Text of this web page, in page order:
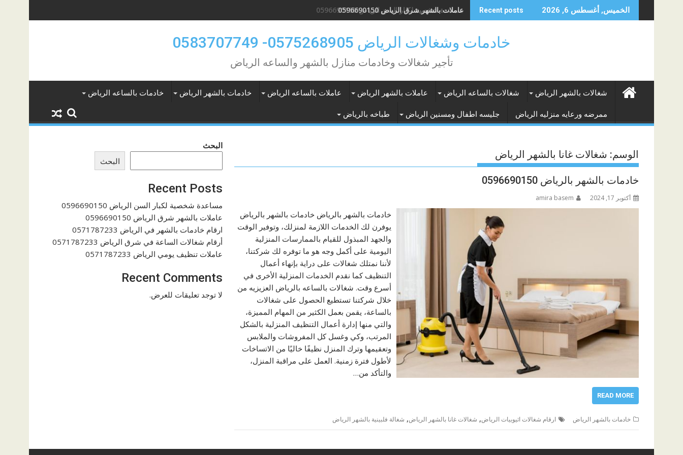
to
الخميس, أغسطس 6, 2026 Recent posts عاملات بالشهر شرق الرياض 0596690150
خادمات وشغالات الرياض 0575268905- 0583707749
تأجير شغالات وخادمات منازل بالشهر والساعه الرياض
شغالات بالشهر الرياض شغالات بالساعه الرياض عاملات بالشهر الرياض عاملات بالساعه الرياض خادمات بالشهر الرياض خادمات بالساعه الرياض
ممرضه ورعايه منزليه الرياض جليسه اطفال ومسنين الرياض طباخه بالرياض
الوسم: شغالات غانا بالشهر الرياض
خادمات بالشهر بالرياض 0596690150
أكتوبر 17, 2024 amira basem
خادمات بالشهر بالرياض خادمات بالشهر بالرياض
يوفرن لك الخدمات اللازمة لمنزلك، وتوفير الوقت
والجهد المبذول للقيام بالممارسات المنزلية
اليومية على أكمل وجه هو ما توفره لك شركتنا،
لأننا نمتلك شغالات على دراية بإنهاء أعمال
التنظيف كما نقدم الخدمات المنزلية الأخرى في
أسرع وقت. شغالات بالساعه بالرياض العزيزيه من
خلال شركتنا تستطيع الحصول على شغالات
بالساعة، يقمن بعمل الكثير من المهام المميزة،
والتي منها إدارة أعمال التنظيف المنزلية بالشكل
المرتب، وكي وغسل كل المفروشات والملابس
وتعقيمها وترك المنزل نظيفًا خاليًا من الاتساخات
لأطول فترة زمنية. العمل على مراقبة المنزل،
والتأكد من…
READ MORE
خادمات بالشهر الرياض ارقام شغالات اثيوبيات الرياض, شغالات غانا بالشهر الرياض, شغالة فلبينية بالشهر الرياض
البحث
البحث
Recent Posts
مساعدة شخصية لكبار السن الرياض 0596690150
عاملات بالشهر شرق الرياض 0596690150
ارقام خادمات بالشهر في الرياض 0571787233
أرقام شغالات الساعة في شرق الرياض 0571787233
عاملات تنظيف يومي الرياض 0571787233
Recent Comments
لا توجد تعليقات للعرض.